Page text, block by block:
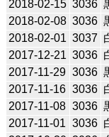
2018-02-15 3036
2018-02-08 3036
2018-02-01 3037
2017-12-21 3036
2017-11-29 3036
2017-11-16 3036
2017-11-08 3036
2017-11-01 3036